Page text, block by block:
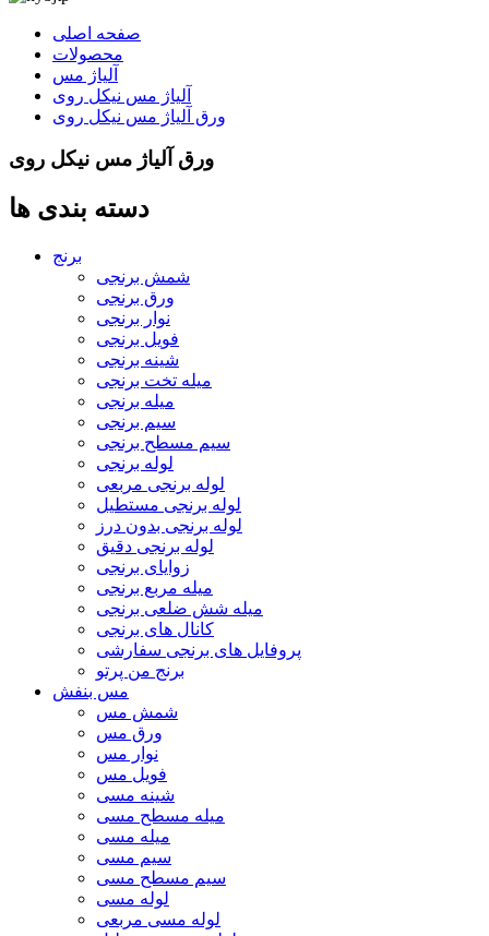
صفحه اصلی
محصولات
آلیاژ مس
آلیاژ مس نیکل روی
ورق آلیاژ مس نیکل روی
ورق آلیاژ مس نیکل روی
دسته بندی ها
برنج
شمش برنجی
ورق برنجی
نوار برنجی
فویل برنجی
شینه برنجی
میله تخت برنجی
میله برنجی
سیم برنجی
سیم مسطح برنجی
لوله برنجی
لوله برنجی مربعی
لوله برنجی مستطیل
لوله برنجی بدون درز
لوله برنجی دقیق
زوایای برنجی
میله مربع برنجی
میله شش ضلعی برنجی
کانال های برنجی
پروفایل های برنجی سفارشی
برنج من پرتو
مس بنفش
شمش مس
ورق مس
نوار مس
فویل مس
شینه مسی
میله مسطح مسی
میله مسی
سیم مسی
سیم مسطح مسی
لوله مسی
لوله مسی مربعی